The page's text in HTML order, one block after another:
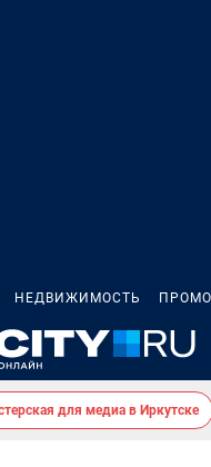
НЕДВИЖИМОСТЬ
для медиа в Иркутске